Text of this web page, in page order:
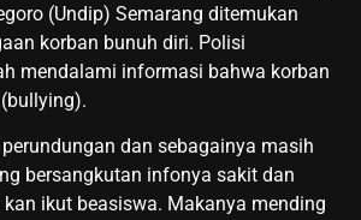
(Undip) Semarang ditemukan
korban bunuh diri. Polisi
mendalami informasi bahwa korban
dan sebagainya masih
bersangkutan infonya sakit dan
ikut beasiswa. Makanya mending